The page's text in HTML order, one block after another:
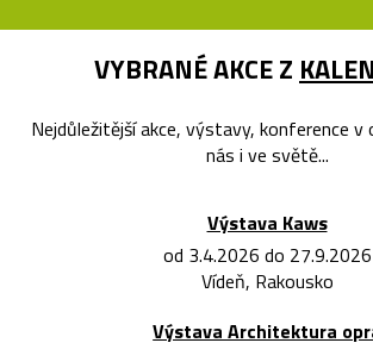
VYBRANÉ AKCE Z
Nejdůležitější akce, výstavy, konference v
nás i ve světě...
Výstava Kaws
od 3.4.2026 do 27.9.2026
Vídeň, Rakousko
Výstava Architektura